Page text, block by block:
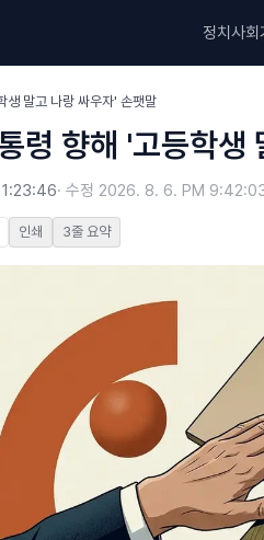
정치사회
생 말고 나랑 싸우자' 손팻말
령 향해 '고등학생
· 수정 2026. 8. 6. PM
인쇄 3줄 요약